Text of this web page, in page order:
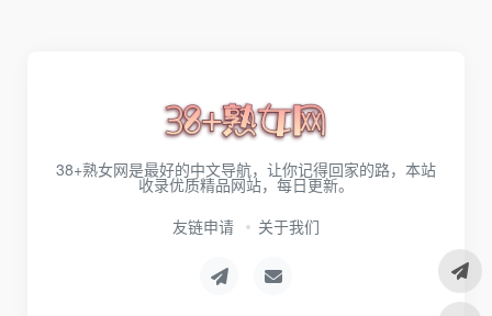
38+熟女网是最好的中文导航，让你记得回家的路，本站
收录优质精品网站，每日更新。
友链申请
关于我们